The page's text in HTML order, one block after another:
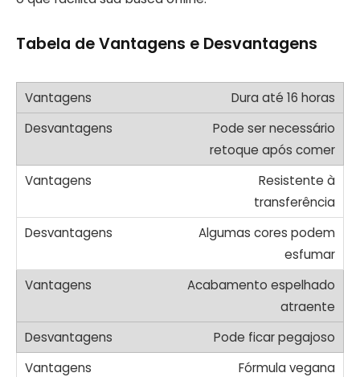
Tabela de Vantagens e Desvantagens
Dura até 16 horas
Pode ser necessário
retoque após comer
Resistente à
transferência
Algumas cores podem
esfumar
Acabamento espelhado
atraente
Pode ficar pegajoso
Fórmula vegana